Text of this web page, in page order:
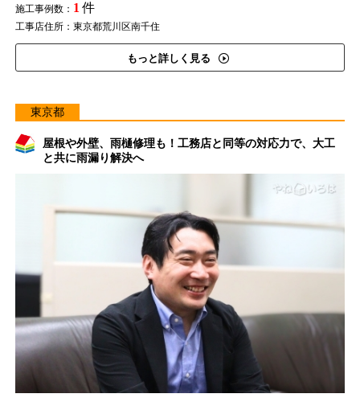
施工事例数： 1 件
工事店住所：東京都荒川区南千住
もっと詳しく見る
東京都
屋根や外壁、雨樋修理も！工務店と同等の対応力で、大工
と共に雨漏り解決へ